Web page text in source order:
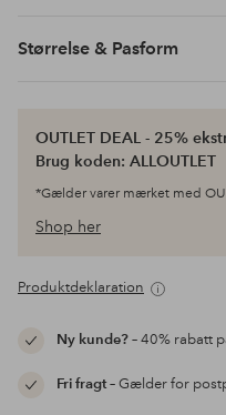
Størrelse & Pasform
OUTLET DEAL - 25%
Brug koden: ALLOUTLET
*Gælder varer mærket med
Shop her
Produktdeklaration
Ny kunde?– 40% rabatt
Fri fragt– Gælder for